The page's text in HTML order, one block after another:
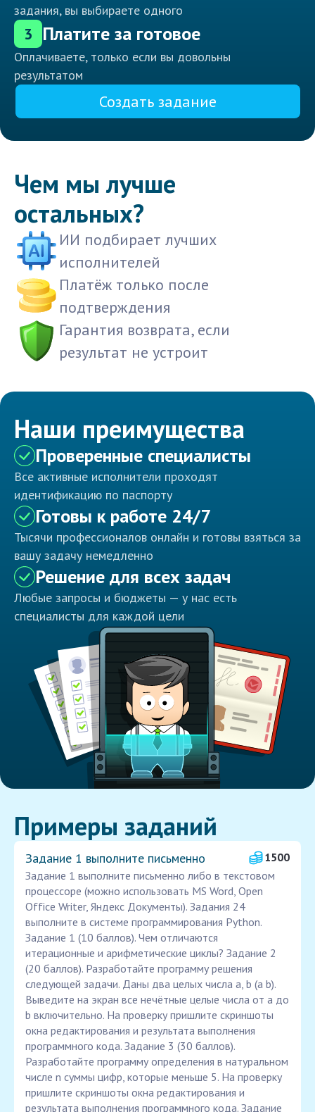
задания, вы выбираете одного
3 Платите за готовое
Оплачиваете, только если вы довольны
результатом
Создать задание
Чем мы лучше
остальных?
ИИ подбирает лучших
исполнителей
Платёж только после
подтверждения
Гарантия возврата, если
результат не устроит
Наши преимущества
Проверенные специалисты
Все активные исполнители проходят
идентификацию по паспорту
Готовы к работе 24/7
Тысячи профессионалов онлайн и готовы взяться за
вашу задачу немедленно
Решение для всех задач
Любые запросы и бюджеты — у нас есть
специалисты для каждой цели
Примеры заданий
Задание 1 выполните письменно
1500
Задание 1 выполните письменно либо в текстовом
процессоре (можно использовать MS Word, Open
Office Writer, Яндекс Документы). Задания 24
выполните в системе программирования Python.
Задание 1 (10 баллов). Чем отличаются
итерационные и арифметические циклы? Задание 2
(20 баллов). Разработайте программу решения
следующей задачи. Даны два целых числа a, b (a b).
Выведите на экран все нечётные целые числа от a до
b включительно. На проверку пришлите скриншоты
окна редактирования и результата выполнения
программного кода. Задание 3 (30 баллов).
Разработайте программу определения в натуральном
числе n суммы цифр, которые меньше 5. На проверку
пришлите скриншоты окна редактирования и
результата выполнения программного кода. Задание